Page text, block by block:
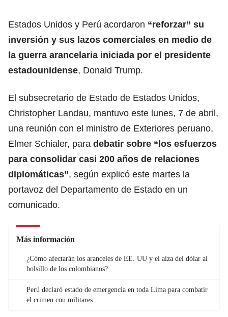
Estados Unidos y Perú acordaron “reforzar” su
inversión y sus lazos comerciales en medio de
la guerra arancelaria iniciada por el presidente
estadounidense, Donald Trump.
El subsecretario de Estado de Estados Unidos,
Christopher Landau, mantuvo este lunes, 7 de abril,
una reunión con el ministro de Exteriores peruano,
Elmer Schialer, para debatir sobre “los esfuerzos
para consolidar casi 200 años de relaciones
diplomáticas”, según explicó este martes la
portavoz del Departamento de Estado en un
comunicado.
Más información
¿Cómo afectarán los aranceles de EE. UU y el alza del dólar al
bolsillo de los colombianos?
Perú declaró estado de emergencia en toda Lima para combatir
el crimen con militares